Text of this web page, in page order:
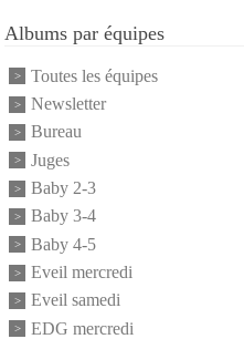
Albums par équipes
Toutes les équipes
Newsletter
Bureau
Juges
Baby 2-3
Baby 3-4
Baby 4-5
Eveil mercredi
Eveil samedi
EDG mercredi